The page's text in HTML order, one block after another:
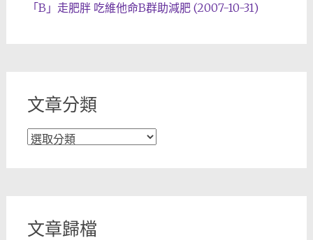
「B」走肥胖 吃維他命B群助減肥 (2007-10-31)
文章分類
文
文章歸檔